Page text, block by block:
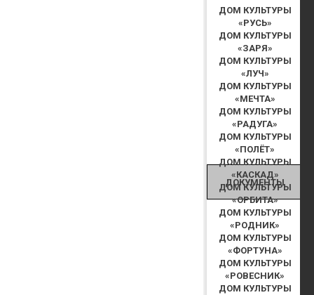
ДОМ КУЛЬТУРЫ
«РУСЬ»
ДОМ КУЛЬТУРЫ
«ЗАРЯ»
ДОМ КУЛЬТУРЫ
«ЛУЧ»
ДОМ КУЛЬТУРЫ
«МЕЧТА»
ДОМ КУЛЬТУРЫ
«РАДУГА»
ДОМ КУЛЬТУРЫ
«ПОЛЁТ»
ДОМ КУЛЬТУРЫ
«КАСКАД»
ДОМ КУЛЬТУРЫ
«ОРБИТА»
ДОМ КУЛЬТУРЫ
«РОДНИК»
ДОМ КУЛЬТУРЫ
«ФОРТУНА»
ДОМ КУЛЬТУРЫ
«РОВЕСНИК»
ДОМ КУЛЬТУРЫ
ДОКУМЕНТЫ